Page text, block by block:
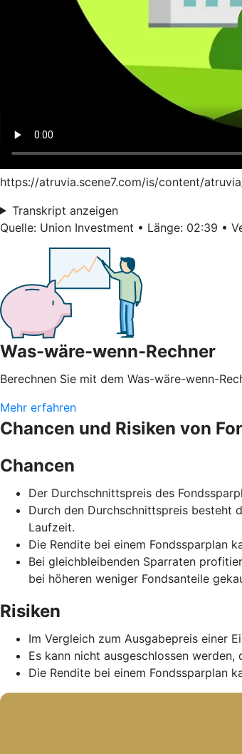
https://atruvia.scene7.com/is/content/
Transkript anzeigen
Quelle: Union Investment • Länge: 02:39 •
Was-wäre-wenn-Rechner
Berechnen Sie mit dem Was-wäre-wenn-
Mehr erfahren
Chancen und Risiken von
Chancen
Der Durchschnittspreis des
Durch den Durchschnittspreis besteht
Laufzeit.
Die Rendite bei einem Fondssparplan
Bei gleichbleibenden Sparraten
bei höheren weniger Fondsanteile
Risiken
Im Vergleich zum Ausgabepreis einer
Es kann nicht ausgeschlossen
Die Rendite bei einem Fondssparplan